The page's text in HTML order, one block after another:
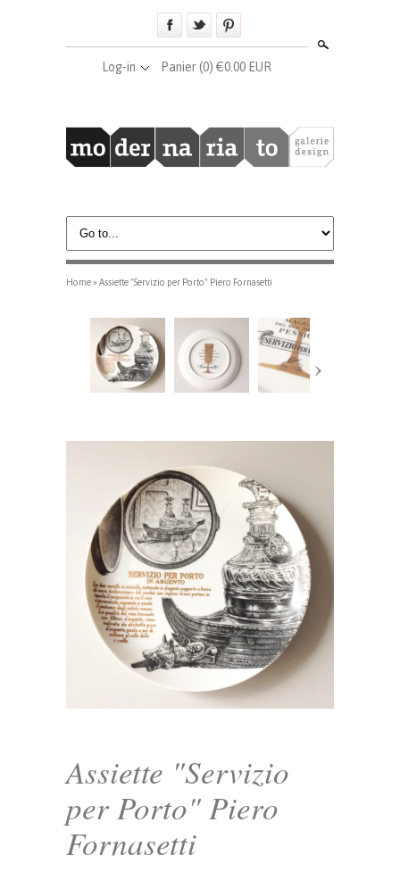
Log-in Panier(0) €0.00 EUR
Home» Assiette "Servizio per Porto" Piero Fornasetti
›
Assiette "Servizio
per Porto" Piero
Fornasetti